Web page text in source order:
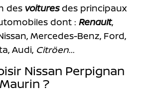
des voituresdes principaux
dont : Renault,
Mercedes-Benz, Ford,
Audi, Citröen...
Nissan Perpignan
?